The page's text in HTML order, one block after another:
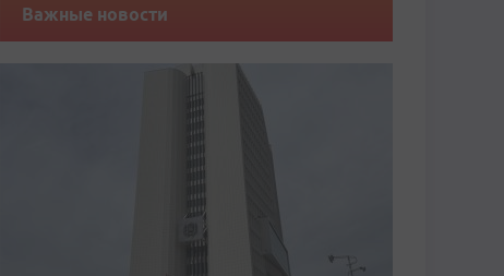
Важные новости